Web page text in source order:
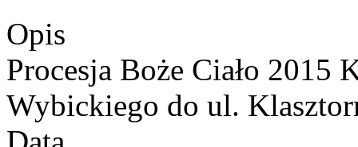
Opis
Procesja Boże Ciało 2015
Wybickiego do ul.